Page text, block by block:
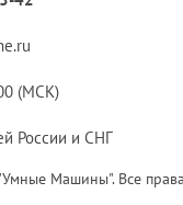
(МСК)
России и СНГ
Машины". Все